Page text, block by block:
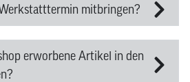
mitbringen?
erworbene Artikel in den